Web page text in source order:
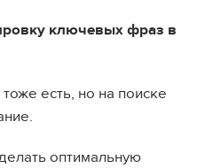
ключевых фраз в
есть, но на поиске
оптимальную